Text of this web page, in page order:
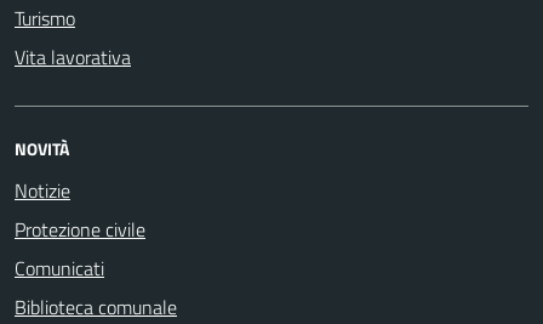
Turismo
Vita lavorativa
NOVITÀ
Notizie
Protezione civile
Comunicati
Biblioteca comunale